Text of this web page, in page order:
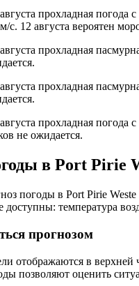
прохладная
с. 12 августа вероятен
прохладная
прохладная
прохладная
не ожидается.
в Port Pirie
погоды в Port Pirie
температура
прогнозом
отображаются в
позволяют оценить